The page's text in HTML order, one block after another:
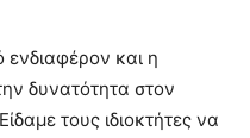
ενδιαφέρον και η
δυνατότητα στον
τους ιδιοκτήτες να